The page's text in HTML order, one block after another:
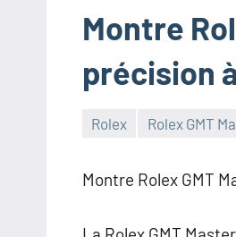
Montre
précision
Rolex Rolex GMT
Montre Rolex GMT